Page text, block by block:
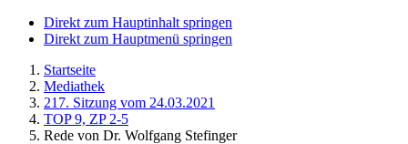
Direkt zum Hauptinhalt springen
Direkt zum Hauptmenü springen
Startseite
Mediathek
217. Sitzung vom 24.03.2021
TOP 9, ZP 2-5
Rede von Dr. Wolfgang Stefinger